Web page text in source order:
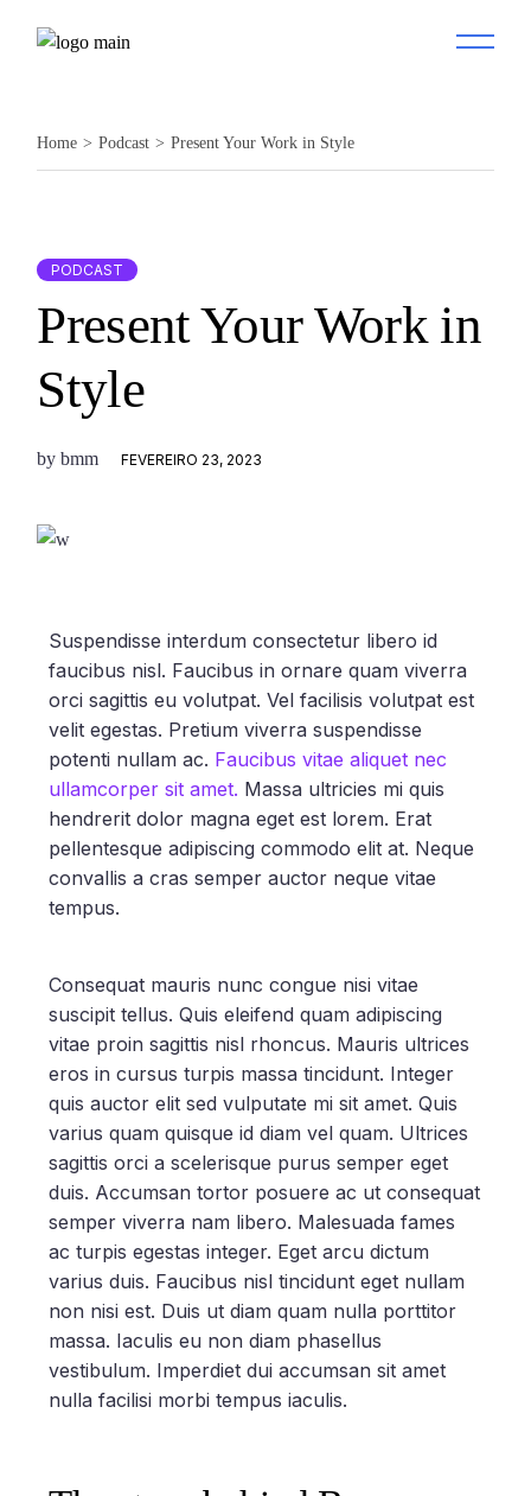
Home Podcast Present Your Work in Style
PODCAST
Present Your Work in
Style
by bmm FEVEREIRO 23, 2023
Suspendisse interdum consectetur libero id
faucibus nisl. Faucibus in ornare quam viverra
orci sagittis eu volutpat. Vel facilisis volutpat est
velit egestas. Pretium viverra suspendisse
potenti nullam ac. Faucibus vitae aliquet nec
ullamcorper sit amet. Massa ultricies mi quis
hendrerit dolor magna eget est lorem. Erat
pellentesque adipiscing commodo elit at. Neque
convallis a cras semper auctor neque vitae
tempus.
Consequat mauris nunc congue nisi vitae
suscipit tellus. Quis eleifend quam adipiscing
vitae proin sagittis nisl rhoncus. Mauris ultrices
eros in cursus turpis massa tincidunt. Integer
quis auctor elit sed vulputate mi sit amet. Quis
varius quam quisque id diam vel quam. Ultrices
sagittis orci a scelerisque purus semper eget
duis. Accumsan tortor posuere ac ut consequat
semper viverra nam libero. Malesuada fames
ac turpis egestas integer. Eget arcu dictum
varius duis. Faucibus nisl tincidunt eget nullam
non nisi est. Duis ut diam quam nulla porttitor
massa. Iaculis eu non diam phasellus
vestibulum. Imperdiet dui accumsan sit amet
nulla facilisi morbi tempus iaculis.